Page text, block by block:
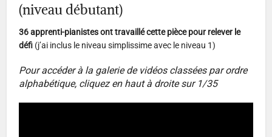
(niveau débutant)
36 apprenti-pianistes ont travaillé cette pièce pour relever le
défi (j’ai inclus le niveau simplissime avec le niveau 1)
Pour accéder à la galerie de vidéos classées par ordre
alphabétique, cliquez en haut à droite sur 1/35